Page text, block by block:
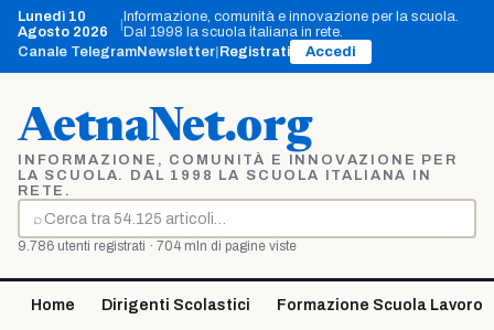
Vai
contenuto
Lunedì 10
Agosto 2026
Informazione, comunità e innovazione per la scuola.
Dal 1998 la scuola italiana in rete.
Canale TelegramNewsletter Registrati Accedi
AetnaNet.org
INFORMAZIONE, COMUNITÀ E INNOVAZIONE PER
LA SCUOLA. DAL 1998 LA SCUOLA ITALIANA IN
RETE.
⌕
Cerca
9.786 utenti registrati · 704 mln di pagine viste
Home Dirigenti Scolastici Formazione Scuola Lavoro